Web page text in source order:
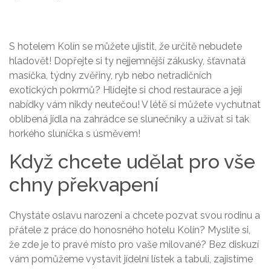
S hotelem Kolín se můžete ujistit, že určitě nebudete
hladovět! Dopřejte si ty nejjemnější zákusky, šťavnatá
masíčka, týdny zvěřiny, ryb nebo netradičních
exotických pokrmů? Hlídejte si chod restaurace a její
nabídky vám nikdy neutečou! V létě si můžete vychutnat
oblíbená jídla na zahrádce se slunečníky a užívat si tak
horkého sluníčka s úsměvem!
Když chcete udělat pro vše
chny překvapení
Chystáte oslavu narozeni a chcete pozvat svou rodinu a
přátele z práce do honosného hotelu Kolín? Myslíte si,
že zde je to pravé místo pro vaše milované? Bez diskuzí
vám pomůžeme vystavit jídelní lístek a tabuli, zajistíme